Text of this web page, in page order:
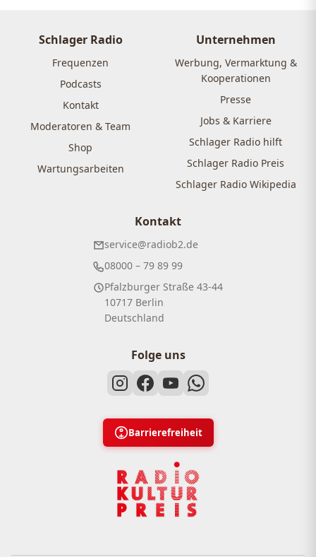
Schlager Radio
Frequenzen
Podcasts
Kontakt
Moderatoren & Team
Shop
Wartungsarbeiten
Unternehmen
Werbung, Vermarktung &
Kooperationen
Presse
Jobs & Karriere
Schlager Radio hilft
Schlager Radio Preis
Schlager Radio Wikipedia
Kontakt
service@radiob2.de
08000 – 79 89 99
Pfalzburger Straße 43-44
10717 Berlin
Deutschland
Folge uns
Barrierefreiheit